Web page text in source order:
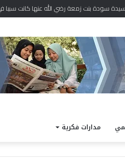
للشهادة الثانوية الأزهرية لمعاهد فلسطين
مدارات فكرية